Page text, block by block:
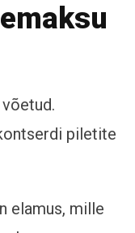
piletite
elamus, mille